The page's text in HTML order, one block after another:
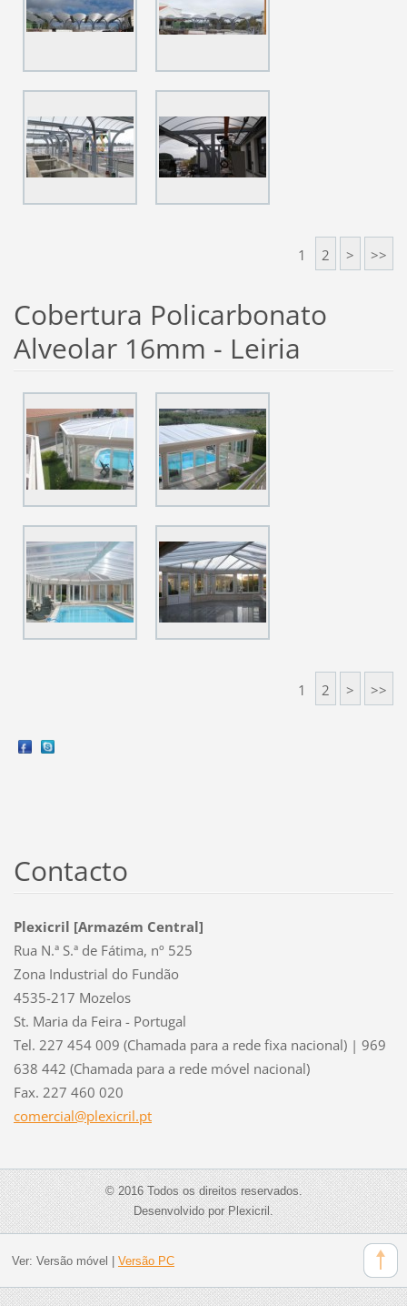
1 2 > >>
Cobertura Policarbonato
Alveolar 16mm - Leiria
1 2 > >>
Contacto
Plexicril [Armazém Central]
Rua N.ª S.ª de Fátima, nº 525
Zona Industrial do Fundão
4535-217 Mozelos
St. Maria da Feira - Portugal
Tel. 227 454 009 (Chamada para a rede fixa nacional) | 969
638 442 (Chamada para a rede móvel nacional)
Fax. 227 460 020
comercial@plexicril.pt
© 2016 Todos os direitos reservados.
Desenvolvido por Plexicril.
Ver: Versão móvel Versão PC